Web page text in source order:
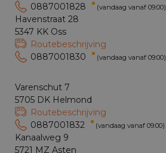
0887001828
(vandaag vanaf 09:00)
Havenstraat 28
5347 KK Oss
Routebeschrijving
0887001830
(vandaag vanaf 09:00)
Varenschut 7
5705 DK Helmond
Routebeschrijving
0887001832
(vandaag vanaf 09:00)
Kanaalweg 9
5721 MZ Asten